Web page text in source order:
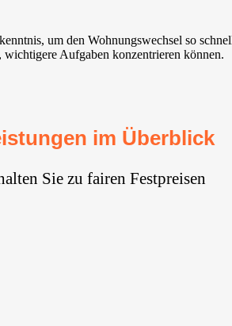
um den Wohnungswechsel so
Aufgaben konzentrieren können.
im Überblick
Sie zu fairen Festpreisen